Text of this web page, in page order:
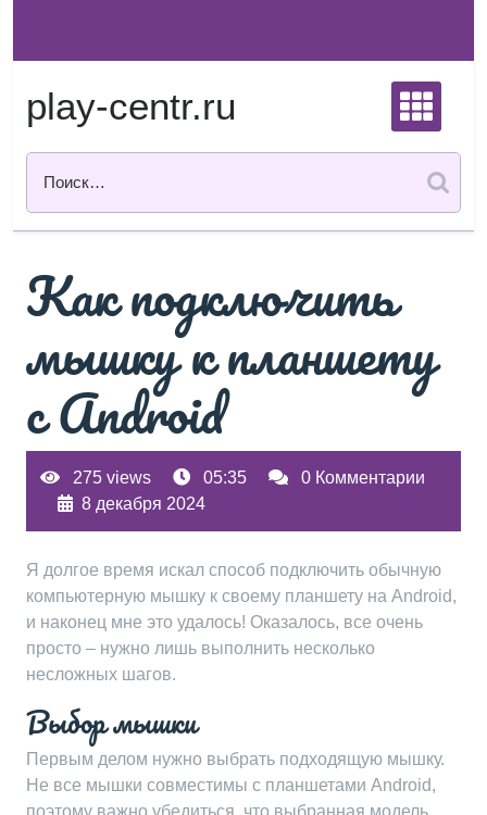
содержимому
play-centr.ru
Как подключить
мышку к планшету
с Android
275 views 05:35
0 Комментарии
8 декабря 2024
Я долгое время искал способ подключить обычную
компьютерную мышку к своему планшету на Android,
и наконец мне это удалось! Оказалось, все очень
просто – нужно лишь выполнить несколько
несложных шагов.
Выбор мышки
Первым делом нужно выбрать подходящую мышку.
Не все мышки совместимы с планшетами Android,
поэтому важно убедиться, что выбранная модель